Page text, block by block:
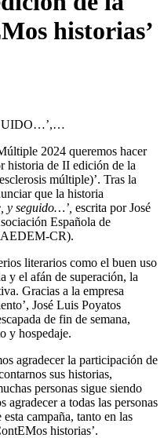
historias’
2024 queremos hacer
historia de II edición de la
múltiple)’. Tras la
que la historia
y seguido…’, escrita por José
Española de
CR).
literarios como el buen uso
y el afán de superación, la
Gracias a la empresa
José Luis Poyatos
de fin de semana,
y hospedaje.
agradecer la participación de
sus historias,
personas sigue siendo
a todas las personas
campaña, tanto en las
historias’.